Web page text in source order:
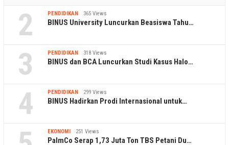
2 PENDIDIKAN 365 Views
BINUS University Luncurkan Beasiswa Tahu…
3 PENDIDIKAN 318 Views
BINUS dan BCA Luncurkan Studi Kasus Halo…
4 PENDIDIKAN 299 Views
BINUS Hadirkan Prodi Internasional untuk…
EKONOMI 251 Views
PalmCo Serap 1,73 Juta Ton TBS Petani Du…